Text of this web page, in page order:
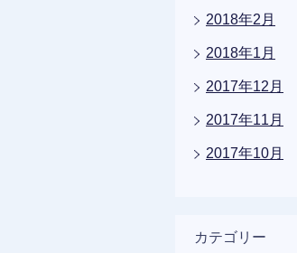
2018年2月
2018年1月
2017年12月
2017年11月
2017年10月
カテゴリー